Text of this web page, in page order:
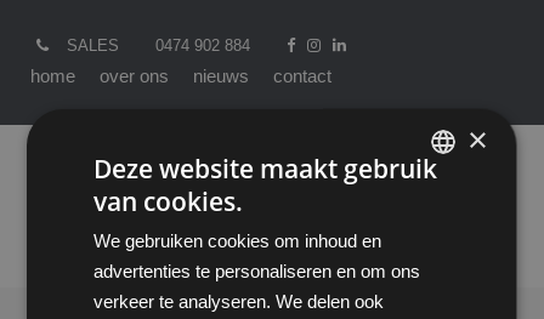
SALES 0474 902 884
home over ons nieuws contact
×
Deze website maakt gebruik
van cookies.
We gebruiken cookies om inhoud en
advertenties te personaliseren en om ons
verkeer te analyseren. We delen ook